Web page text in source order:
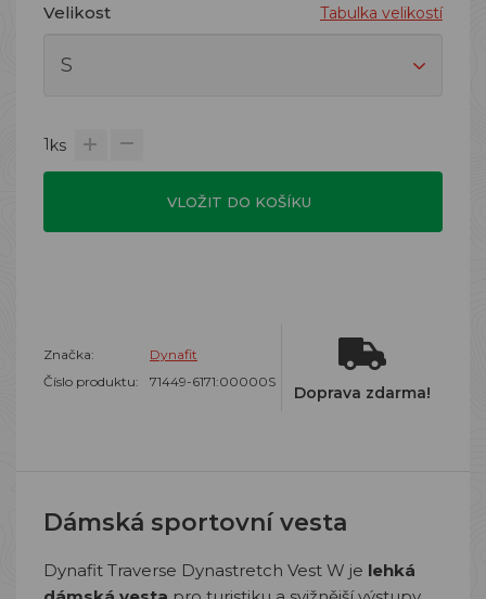
Velikost Tabulka velikostí
1ks
VLOŽIT DO KOŠÍKU
Značka:
Dynafit
Číslo produktu:
71449-6171:00000S
Doprava zdarma!
Dámská sportovní vesta
Dynafit Traverse Dynastretch Vest W je lehká